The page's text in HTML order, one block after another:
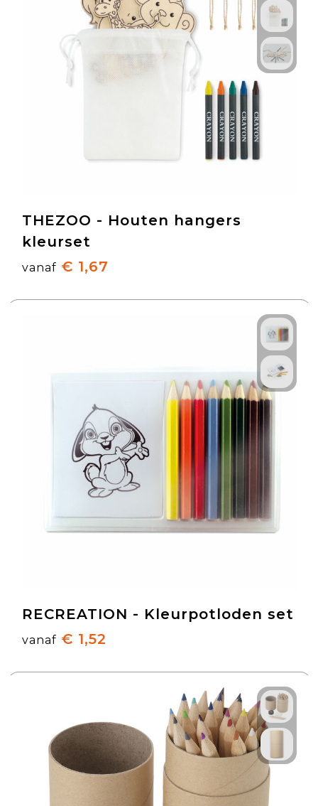
THEZOO - Houten hangers
kleurset
vanaf € 1,67
RECREATION - Kleurpotloden set
vanaf € 1,52